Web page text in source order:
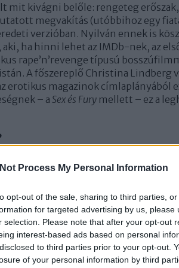
Process My Personal Information
opt-out of the sale, sharing to third parties,
for targeted advertising by us,
selection. Please note that after your opt-out
interest-based ads based on personal
to third parties prior to your opt-out.
of your personal information by third
mit kivágni belőle: rengeteg
megvakítás (utóbbihoz egy
verzióban. Nyilván ennek is
ha hinni lehet az IMDb-nek, az
rape’n’revenge típusú
A főszereplő Christina Lindberg
erotikus magazinok címlaplányából
– a Sex és Fury mellett – ez a
óta néma – egy pedofil
és anyjával, mígnem egy strici
kényszeríti. Amikor a lány nem
szemét. Közben a szülők, akik a
őket, öngyilkosok
szabadok, autóvezetést és karatét
természetesen egy szép napon